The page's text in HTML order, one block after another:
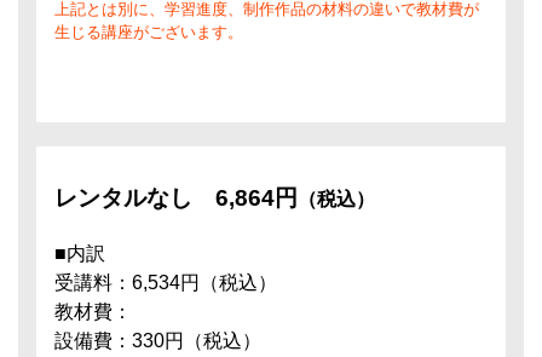
上記とは別に、学習進度、制作作品の材料の違いで教材費が
生じる講座がございます。
レンタルなし 6,864円 （税込）
■内訳
受講料：6,534円（税込）
教材費：
設備費：330円（税込）